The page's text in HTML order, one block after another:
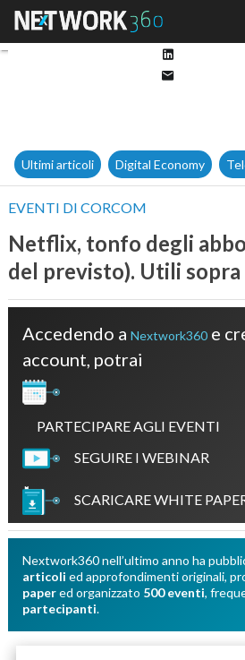
Ultimi articoli Digital Economy
EVENTI DI CORCOM
Netflix, tonfo degli
del previsto). Utili
Accedendo aNextwork360 e
account, potrai
PARTECIPARE AGLI EVENTI
SEGUIRE I WEBINAR
SCARICARE WHITE
semplicemente con un
Nextwork360 nell’ultimo anno ha
articoli ed approfondimenti originali,
papered organizzato 500 eventi,
partecipanti.